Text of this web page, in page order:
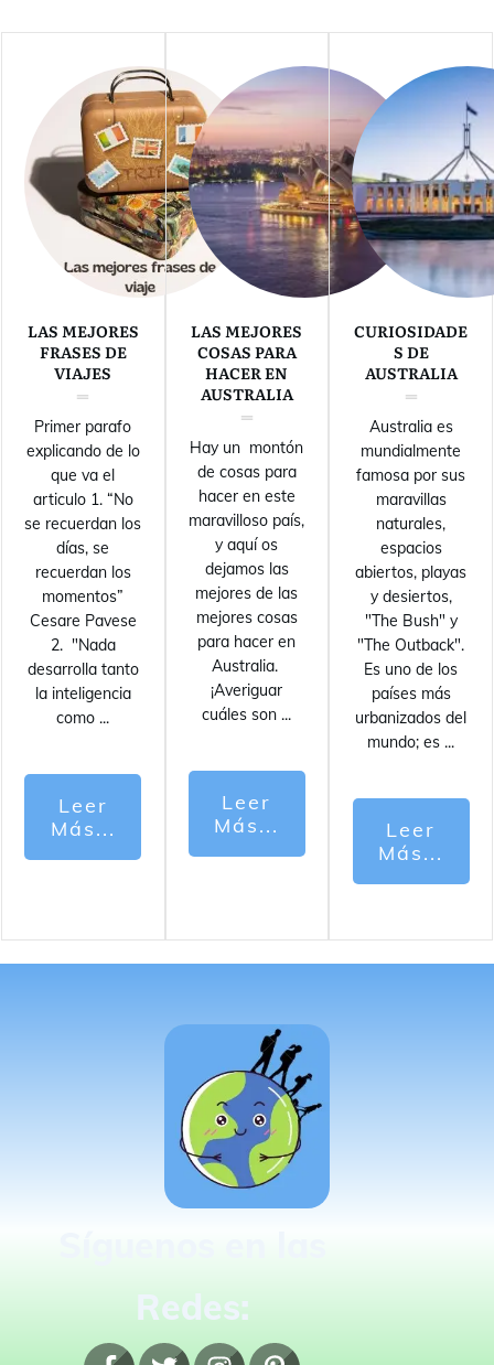
LAS MEJORES
FRASES DE
VIAJES
Primer parafo
explicando de lo
que va el
articulo 1. “No
se recuerdan los
días, se
recuerdan los
momentos”
Cesare Pavese
2. "Nada
desarrolla tanto
la inteligencia
como ...
Leer
Más...
LAS MEJORES
COSAS PARA
HACER EN
AUSTRALIA
Hay un montón
de cosas para
hacer en este
maravilloso país,
y aquí os
dejamos las
mejores de las
mejores cosas
para hacer en
Australia.
¡Averiguar
cuáles son ...
Leer
Más...
CURIOSIDADE
S DE
AUSTRALIA
Australia es
mundialmente
famosa por sus
maravillas
naturales,
espacios
abiertos, playas
y desiertos,
"The Bush" y
"The Outback".
Es uno de los
países más
urbanizados del
mundo; es ...
Leer
Más...
Redes: